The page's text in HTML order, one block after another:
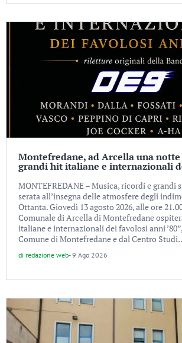
Montefredane, ad Arcella una
grandi hit italiane e internazionali
MONTEFREDANE – Musica, ricordi e grandi
serata all’insegna delle atmosfere degli
Ottanta. Giovedì 13 agosto 2026, alle ore
Comunale di Arcella di Montefredane
italiane e internazionali dei favolosi anni
Comune di Montefredane e dal Centro
di redazione web-9 Ago 2026